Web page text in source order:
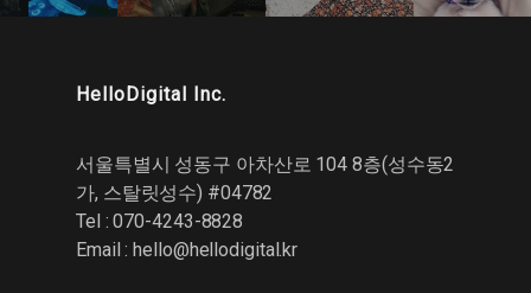
HelloDigital Inc.
서울특별시 성동구 아차산로 104 8층(성수동2
가, 스탈릿성수) #04782
Tel : 070-4243-8828
Email :hello@hellodigital.kr